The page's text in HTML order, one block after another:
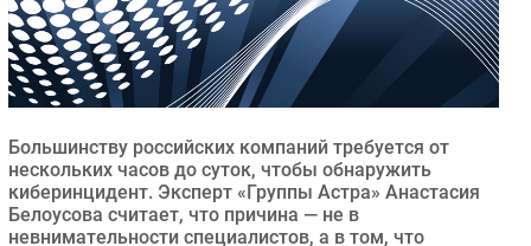
Финансы
Web
Безопасность
Инновации
CIO/Управление ИТ
Гаджеты
Здоровье
Большинству российских компаний требуется от
нескольких часов до суток, чтобы обнаружить
киберинцидент. Эксперт «Группы Астра» Анастасия
Белоусова считает, что причина — не в
невнимательности специалистов, а в том, что